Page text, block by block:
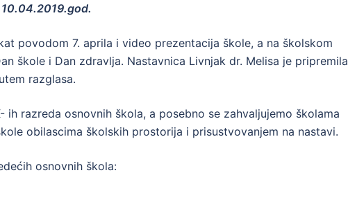
povodom 7. aprila i video prezentacija škole, a na školskom
škole i Dan zdravlja. Nastavnica Livnjak dr. Melisa je pripremila
razglasa.
ih razreda osnovnih škola, a posebno se zahvaljujemo školama
obilascima školskih prostorija i prisustvovanjem na nastavi.
osnovnih škola: